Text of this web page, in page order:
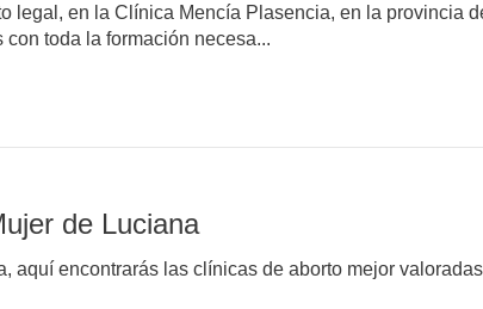
legal, en la Clínica Mencía Plasencia, en la provincia
toda la formación necesa...
de Luciana
aquí encontrarás las clínicas de aborto mejor